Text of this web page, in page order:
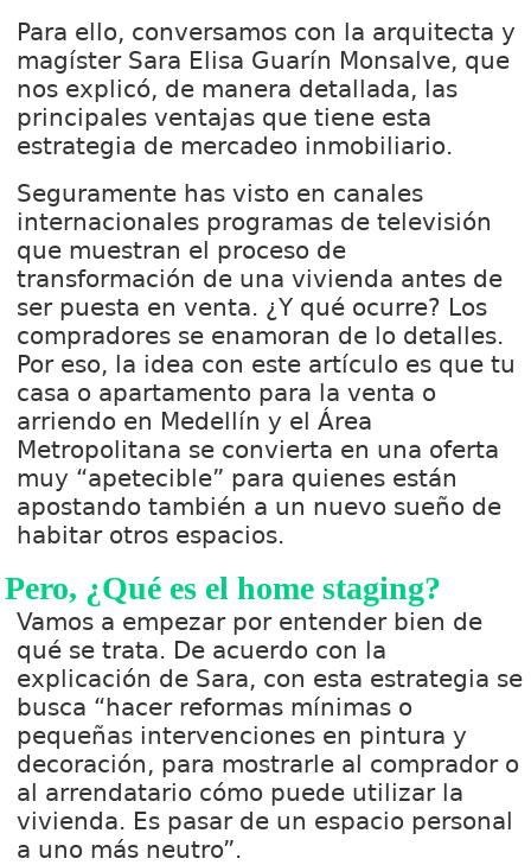
Para ello, conversamos con la arquitecta y
magíster Sara Elisa Guarín Monsalve, que
nos explicó, de manera detallada, las
principales ventajas que tiene esta
estrategia de mercadeo inmobiliario.
Seguramente has visto en canales
internacionales programas de televisión
que muestran el proceso de
transformación de una vivienda antes de
ser puesta en venta. ¿Y qué ocurre? Los
compradores se enamoran de lo detalles.
Por eso, la idea con este artículo es que tu
casa o apartamento para la venta o
arriendo en Medellín y el Área
Metropolitana se convierta en una oferta
muy “apetecible” para quienes están
apostando también a un nuevo sueño de
habitar otros espacios.
Pero, ¿Qué es el home staging?
Vamos a empezar por entender bien de
qué se trata. De acuerdo con la
explicación de Sara, con esta estrategia se
busca “hacer reformas mínimas o
pequeñas intervenciones en pintura y
decoración, para mostrarle al comprador o
al arrendatario cómo puede utilizar la
vivienda. Es pasar de un espacio personal
a uno más neutro”.